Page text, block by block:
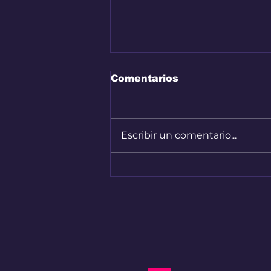
Comentarios
Escribir un comentario...